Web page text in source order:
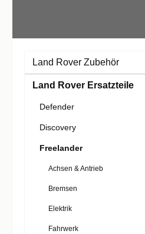
Land Rover Zubehör
Land Rover Ersatzteile
Defender
Discovery
Freelander
Achsen & Antrieb
Bremsen
Elektrik
Fahrwerk